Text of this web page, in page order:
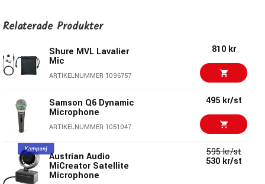
Anslutningar: 3. 5mm (1/8") TRRS,
Relaterade Produkter
Shure MVL Lavalier
Mic
ARTIKELNUMMER 1096757
810 kr
Samson Q6 Dynamic
Microphone
ARTIKELNUMMER 1051047
495 kr/st
Austrian Audio
MiCreator Satellite
Microphone
595 kr/st
530 kr/st